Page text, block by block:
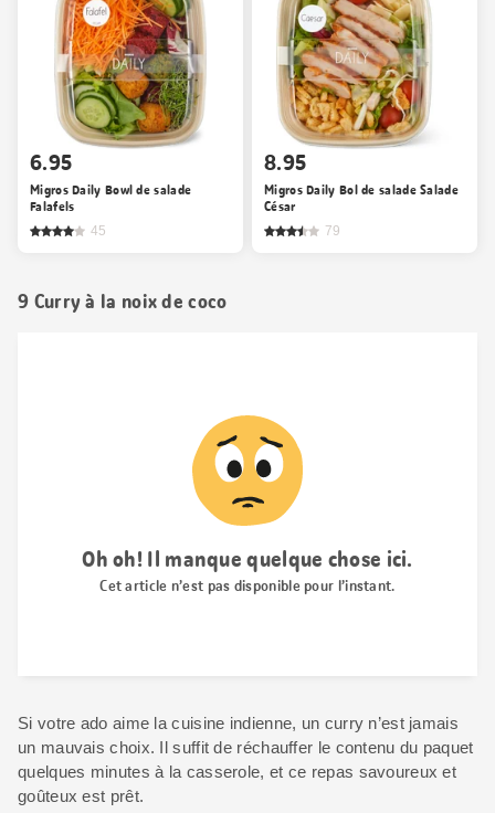
6.95
Migros Daily Bowl de salade
Falafels
45
8.95
Migros Daily Bol de salade Salade
César
79
9 Curry à la noix de coco
Si votre ado aime la cuisine indienne, un curry n’est jamais
un mauvais choix. Il suffit de réchauffer le contenu du paquet
quelques minutes à la casserole, et ce repas savoureux et
goûteux est prêt.